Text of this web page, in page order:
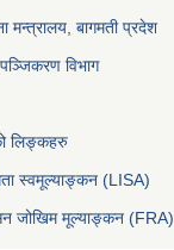
मन्त्रालय, बागमती प्रदेश
विभाग
लिङ्कहरु
स्वमूल्याङ्कन (LISA)
जोखिम मूल्याङ्कन (FRA)